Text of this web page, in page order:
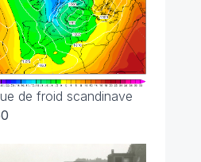
de froid scandinave